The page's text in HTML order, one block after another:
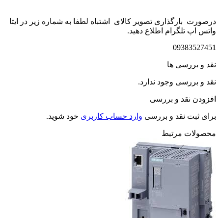
درصورت بارگذاری تصویر کالای اشتباه لطفا به شماره زیر در ایتا
واتس اپ تلگرام اطلاع دهید.
09383527451
نقد و بررسی ها
نقد و بررسی وجود ندارد.
افزودن نقد و بررسی
برای ثبت نقد و بررسی وارد حساب کاربری خود شوید.
محصولات مرتبط